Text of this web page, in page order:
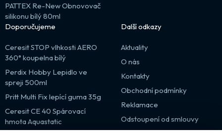
PATTEX Re-New Obnovovač
silikonu bílý 80ml
Doporučujeme
Ceresit STOP vlhkosti AERO
360° koupelna bílý
Perdix Hobby Lepidlo ve
spreji 500ml
Pritt Multi Fix lepící guma 35g
Ceresit CE 40 Spárovací
hmota Aquastatic
Další odkazy
Aktuality
O nás
Kontakty
Obchodní podmínky
Reklamace
Odstoupení od smlouvy
Výprodej